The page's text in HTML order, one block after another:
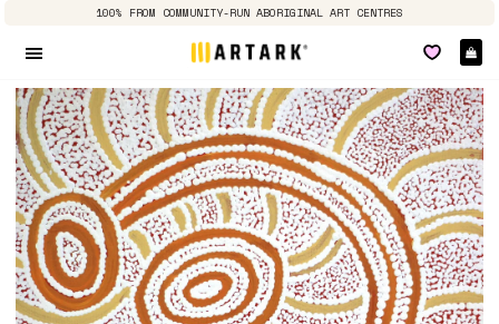
100% FROM COMMUNITY-RUN ABORIGINAL ART CENTRES